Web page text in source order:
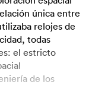
única entre
relojes de
todas
el estricto
de los